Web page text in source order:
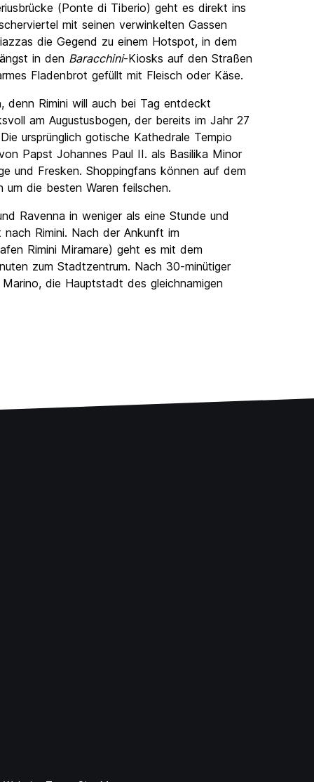
(Ponte di Tiberio) geht es direkt ins
mit seinen verwinkelten Gassen
die Gegend zu einem Hotspot, in dem
in den Baracchini-Kiosks auf den Straßen
Fladenbrot gefüllt mit Fleisch oder Käse.
denn Rimini will auch bei Tag entdeckt
am Augustusbogen, der bereits im Jahr 27
ursprünglich gotische Kathedrale Tempio
Papst Johannes Paul II. als Basilika Minor
und Fresken. Shoppingfans können auf dem
die besten Waren feilschen.
Ravenna in weniger als eine Stunde und
Rimini. Nach der Ankunft im
Rimini Miramare) geht es mit dem
zum Stadtzentrum. Nach 30-minütiger
die Hauptstadt des gleichnamigen